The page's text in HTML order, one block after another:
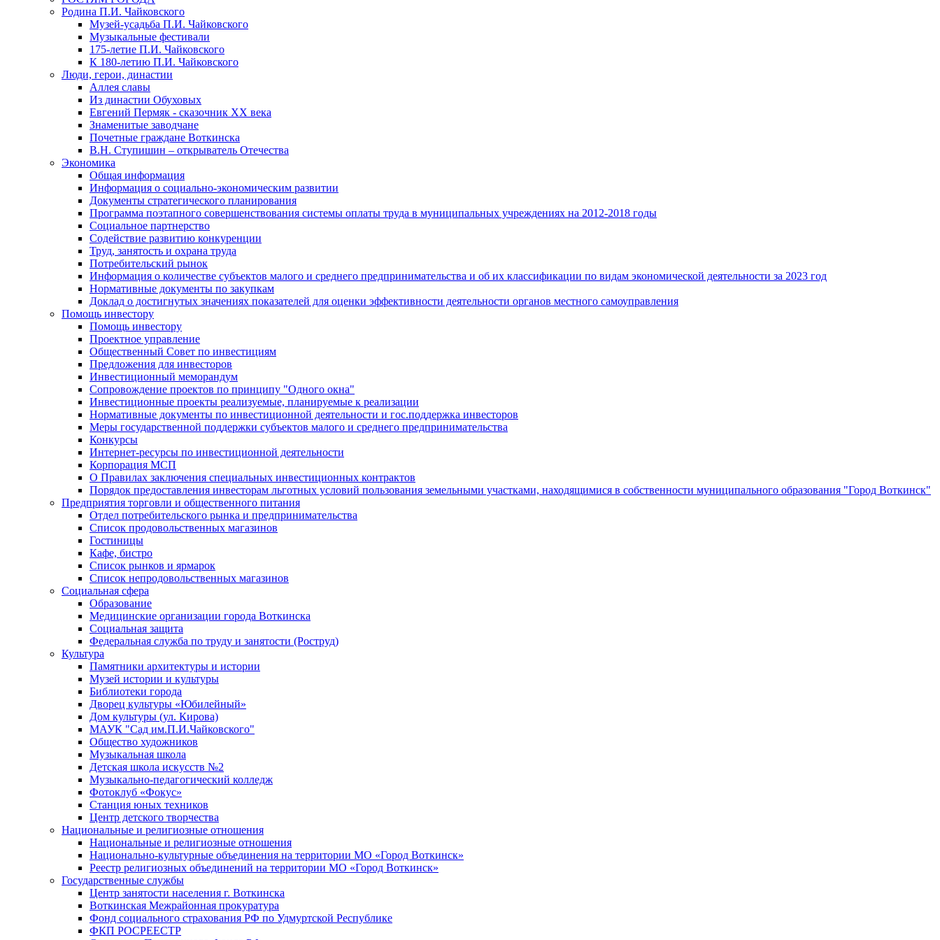
Родина П.И. Чайковского
Музей-усадьба П.И. Чайковского
Музыкальные фестивали
175-летие П.И. Чайковского
К 180-летию П.И. Чайковского
Люди, герои, династии
Аллея славы
Из династии Обуховых
Евгений Пермяк - сказочник XX века
Знаменитые заводчане
Почетные граждане Воткинска
В.Н. Ступишин – открыватель Отечества
Экономика
Общая информация
Информация о социально-экономическим развитии
Документы стратегического планирования
Программа поэтапного совершенствования системы оплаты труда в муниципальных учреждениях на 2012-2018 годы
Социальное партнерство
Содействие развитию конкуренции
Труд, занятость и охрана труда
Потребительский рынок
Информация о количестве субъектов малого и среднего предпринимательства и об их классификации по видам экономической деятельности за 2023 год
Нормативные документы по закупкам
Доклад о достигнутых значениях показателей для оценки эффективности деятельности органов местного самоуправления
Помощь инвестору
Помощь инвестору
Проектное управление
Общественный Совет по инвестициям
Предложения для инвесторов
Инвестиционный меморандум
Сопровождение проектов по принципу "Oдного окна"
Инвестиционные проекты реализуемые, планируемые к реализации
Нормативные документы по инвестиционной деятельности и гос.поддержка инвесторов
Меры государственной поддержки субъектов малого и среднего предпринимательства
Конкурсы
Интернет-ресурсы по инвестиционной деятельности
Корпорация МСП
О Правилах заключения специальных инвестиционных контрактов
Порядок предоставления инвесторам льготных условий пользования земельными участками, находящимися в собственности муниципального образования "Город Воткинск"
Предприятия торговли и общественного питания
Отдел потребительского рынка и предпринимательства
Список продовольственных магазинов
Гостиницы
Кафе, бистро
Cписок рынков и ярмарок
Список непродовольственных магазинов
Социальная сфера
Образование
Медицинские организации города Воткинска
Социальная защита
Федеральная служба по труду и занятости (Роструд)
Культура
Памятники архитектуры и истории
Музей истории и культуры
Библиотеки города
Дворец культуры «Юбилейный»
Дом культуры (ул. Кирова)
МАУК "Сад им.П.И.Чайковского"
Общество художников
Музыкальная школа
Детская школа искусств №2
Музыкально-педагогический колледж
Фотоклуб «Фокус»
Станция юных техников
Центр детского творчества
Национальные и религиозные отношения
Национальные и религиозные отношения
Национально-культурные объединения на территории МО «Город Воткинск»
Реестр религиозных объединений на территории МО «Город Воткинск»
Государственные службы
Центр занятости населения г. Воткинска
Воткинская Межрайонная прокуратура
Фонд социального страхования РФ по Удмуртской Республике
ФКП РОСРЕЕСТР